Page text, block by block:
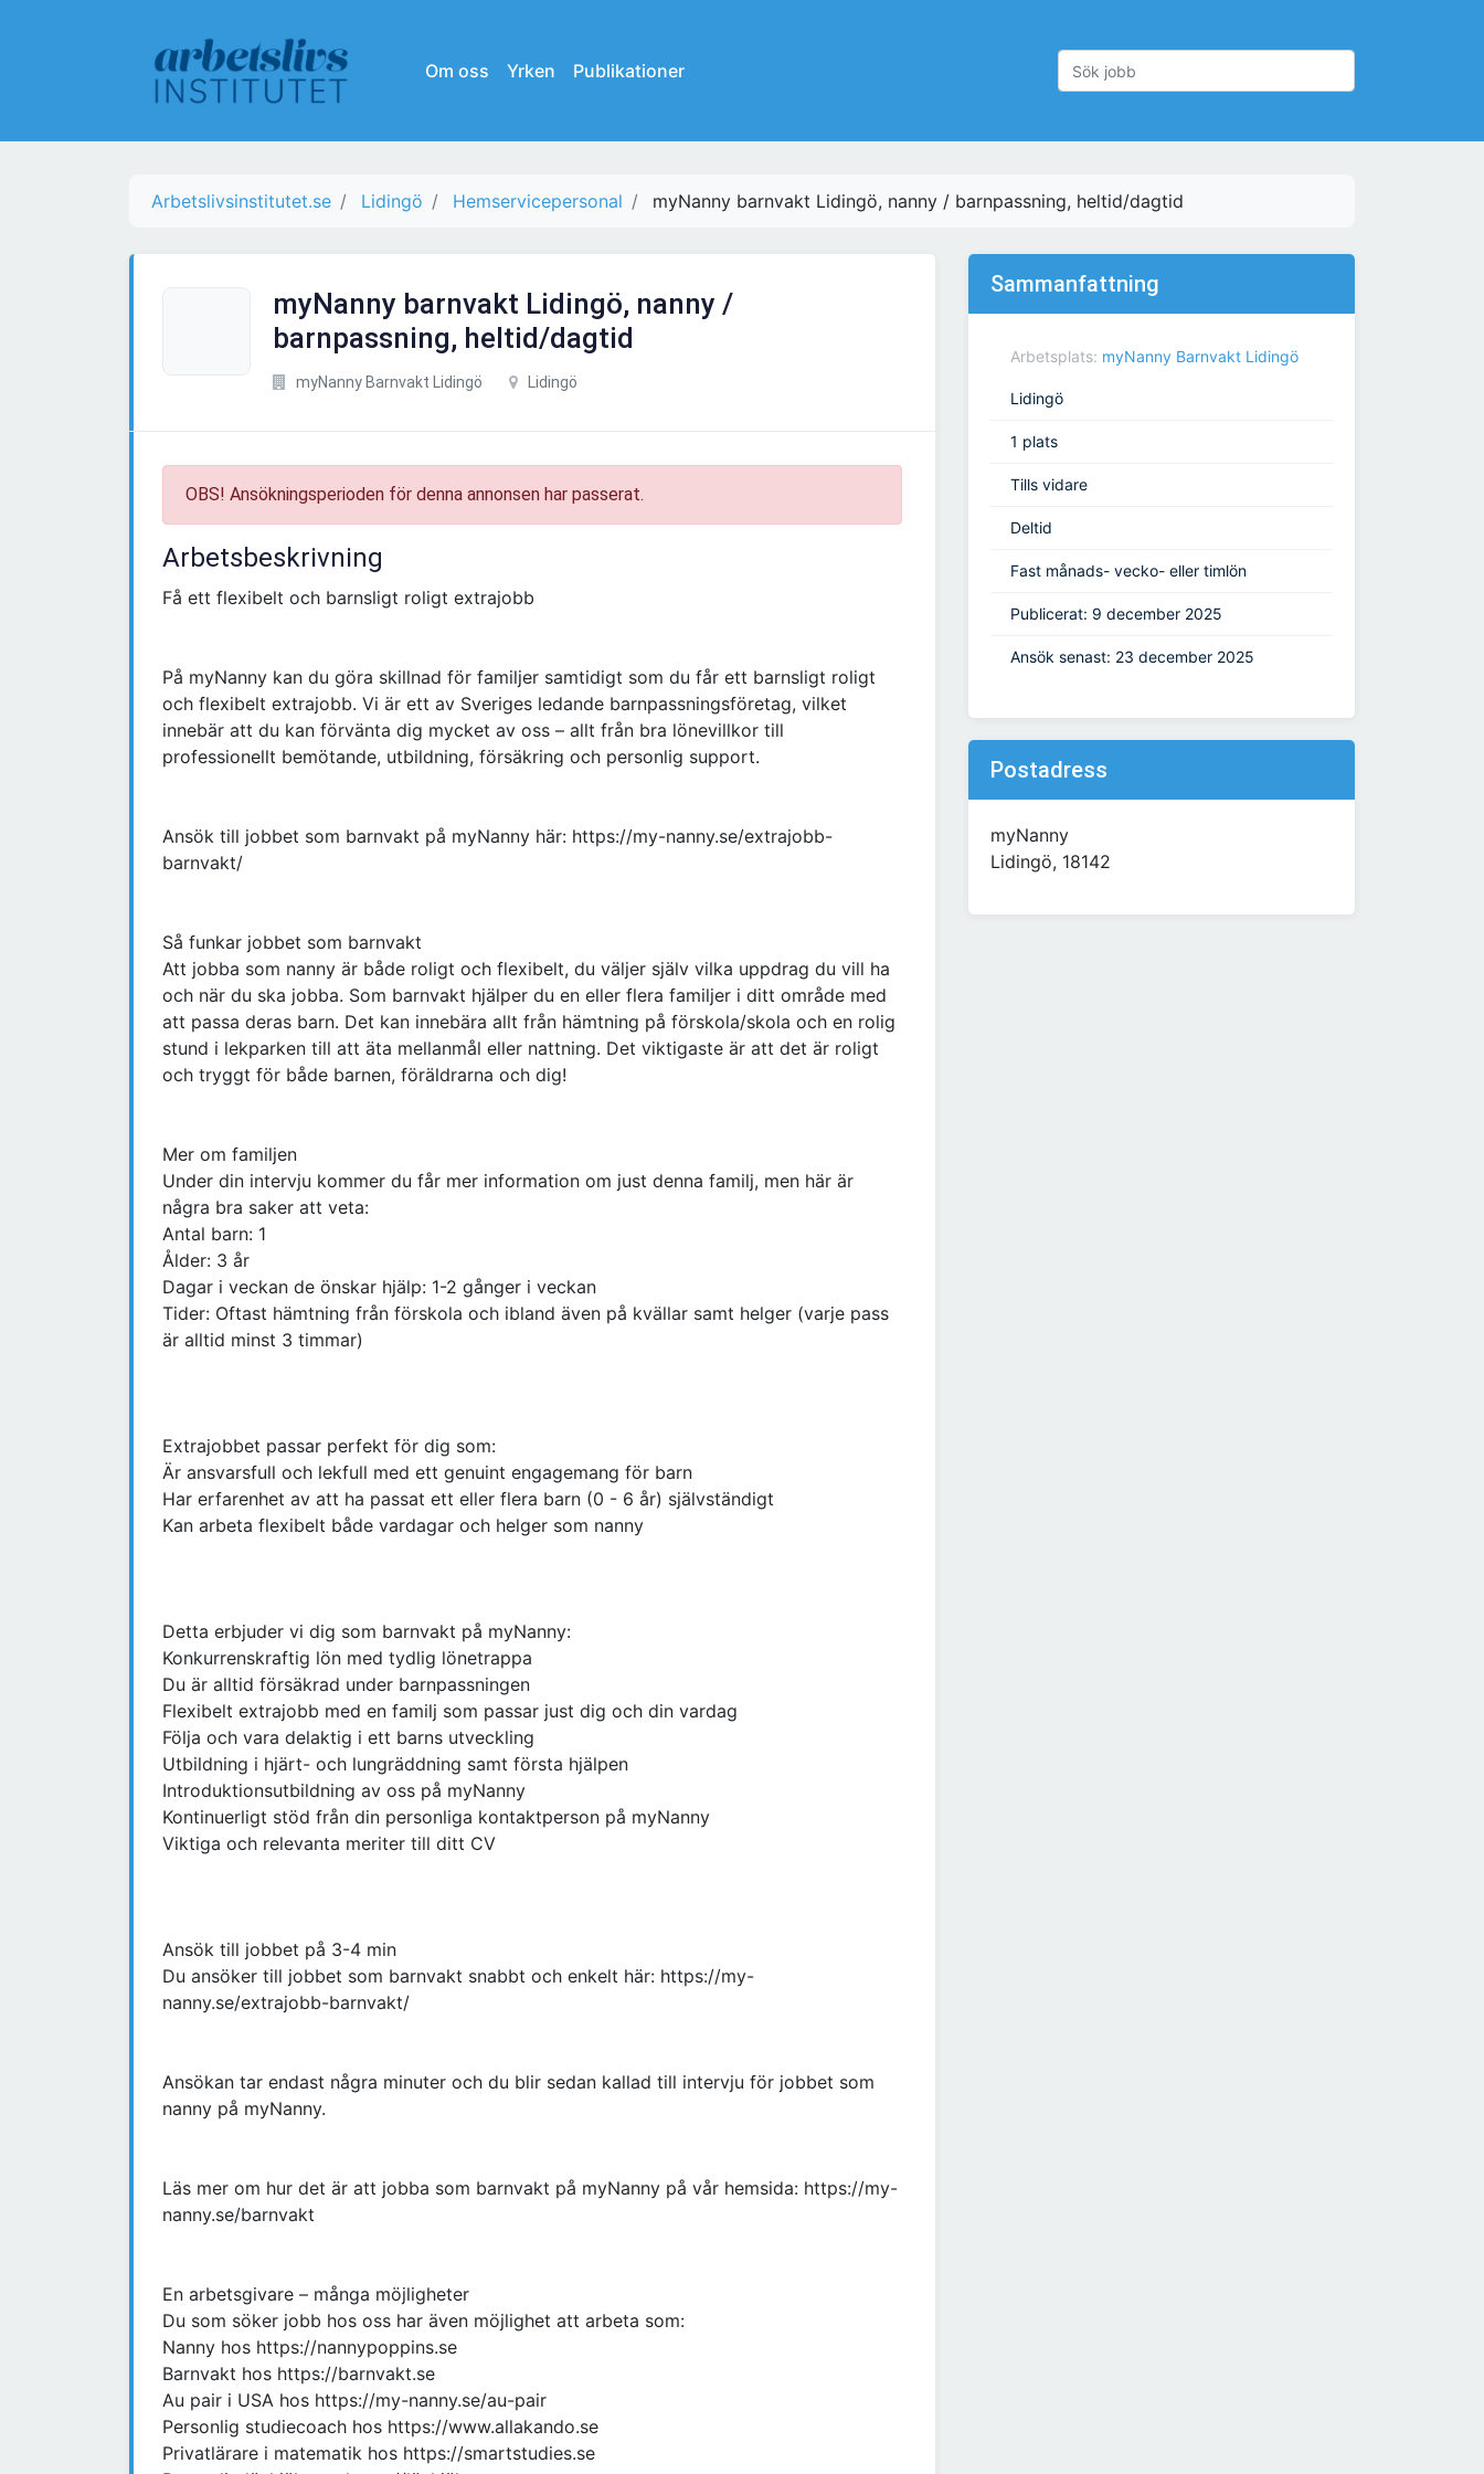
Om oss Yrken Publikationer
Arbetslivsinstitutet.se Lidingö Hemservicepersonal myNanny barnvakt Lidingö, nanny / barnpassning, heltid/dagtid
myNanny barnvakt Lidingö, nanny /
barnpassning, heltid/dagtid
myNanny Barnvakt Lidingö Lidingö
OBS! Ansökningsperioden för denna annonsen har passerat.
Arbetsbeskrivning
Få ett flexibelt och barnsligt roligt extrajobb
På myNanny kan du göra skillnad för familjer samtidigt som du får ett barnsligt roligt
och flexibelt extrajobb. Vi är ett av Sveriges ledande barnpassningsföretag, vilket
innebär att du kan förvänta dig mycket av oss – allt från bra lönevillkor till
professionellt bemötande, utbildning, försäkring och personlig support.
Ansök till jobbet som barnvakt på myNanny här: https://my-nanny.se/extrajobb-
barnvakt/
Så funkar jobbet som barnvakt
Att jobba som nanny är både roligt och flexibelt, du väljer själv vilka uppdrag du vill ha
och när du ska jobba. Som barnvakt hjälper du en eller flera familjer i ditt område med
att passa deras barn. Det kan innebära allt från hämtning på förskola/skola och en rolig
stund i lekparken till att äta mellanmål eller nattning. Det viktigaste är att det är roligt
och tryggt för både barnen, föräldrarna och dig!
Mer om familjen
Under din intervju kommer du får mer information om just denna familj, men här är
några bra saker att veta:
Antal barn: 1
Ålder: 3 år
Dagar i veckan de önskar hjälp: 1-2 gånger i veckan
Tider: Oftast hämtning från förskola och ibland även på kvällar samt helger (varje pass
är alltid minst 3 timmar)
Extrajobbet passar perfekt för dig som:
Är ansvarsfull och lekfull med ett genuint engagemang för barn
Har erfarenhet av att ha passat ett eller flera barn (0 - 6 år) självständigt
Kan arbeta flexibelt både vardagar och helger som nanny
Detta erbjuder vi dig som barnvakt på myNanny:
Konkurrenskraftig lön med tydlig lönetrappa
Du är alltid försäkrad under barnpassningen
Flexibelt extrajobb med en familj som passar just dig och din vardag
Följa och vara delaktig i ett barns utveckling
Utbildning i hjärt- och lungräddning samt första hjälpen
Introduktionsutbildning av oss på myNanny
Kontinuerligt stöd från din personliga kontaktperson på myNanny
Viktiga och relevanta meriter till ditt CV
Ansök till jobbet på 3-4 min
Du ansöker till jobbet som barnvakt snabbt och enkelt här: https://my-
nanny.se/extrajobb-barnvakt/
Ansökan tar endast några minuter och du blir sedan kallad till intervju för jobbet som
nanny på myNanny.
Läs mer om hur det är att jobba som barnvakt på myNanny på vår hemsida: https://my-
nanny.se/barnvakt
En arbetsgivare – många möjligheter
Du som söker jobb hos oss har även möjlighet att arbeta som:
Nanny hos https://nannypoppins.se
Barnvakt hos https://barnvakt.se
Au pair i USA hos https://my-nanny.se/au-pair
Personlig studiecoach hos https://www.allakando.se
Privatlärare i matematik hos https://smartstudies.se
Sammanfattning
Arbetsplats: myNanny Barnvakt Lidingö
Lidingö
1 plats
Tills vidare
Deltid
Fast månads- vecko- eller timlön
Publicerat: 9 december 2025
Ansök senast: 23 december 2025
Postadress
myNanny
Lidingö, 18142